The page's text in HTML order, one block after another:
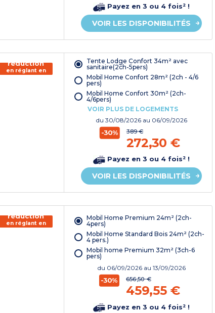
Payez en 3 ou 4 fois² !
VOIR LES DISPONIBILITÉS
150€ de
réduction
en réglant en
chèque
Tente Lodge Confort 34m² avec
sanitaire(2ch-5pers)
Mobil Home Confort 28m² (2ch - 4/6
pers)
Mobil Home Confort 30m² (2ch-
4/6pers)
VOIR PLUS DE LOGEMENTS
du 30/08/2026 au 06/09/2026
-30% 389 €
272,30 €
Payez en 3 ou 4 fois² !
VOIR LES DISPONIBILITÉS
150€ de
réduction
en réglant en
chèque
Mobil Home Premium 24m² (2ch-
4pers)
Mobil Home Standard Bois 24m² (2ch-
4 pers.)
Mobil home Premium 32m² (3ch-6
pers)
du 06/09/2026 au 13/09/2026
-30% 656,50 €
459,55 €
Payez en 3 ou 4 fois² !